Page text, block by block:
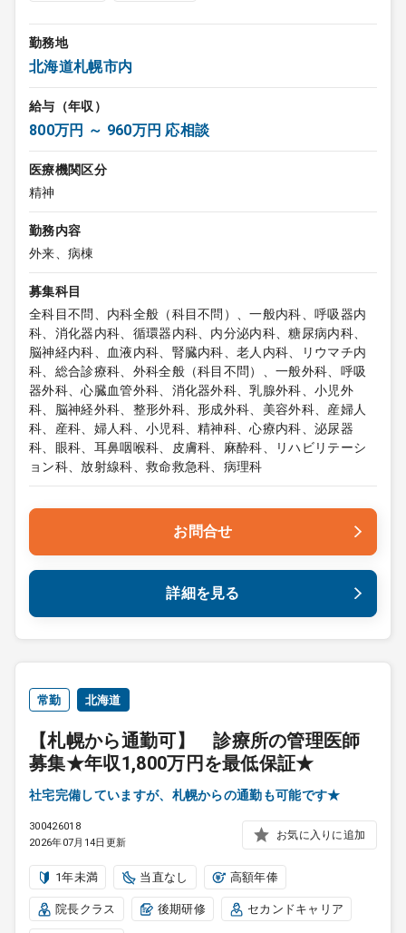
勤務地
北海道札幌市内
給与（年収）
800万円 ～ 960万円 応相談
医療機関区分
精神
勤務内容
外来、病棟
募集科目
全科目不問、内科全般（科目不問）、一般内科、呼吸器内
科、消化器内科、循環器内科、内分泌内科、糖尿病内科、
脳神経内科、血液内科、腎臓内科、老人内科、リウマチ内
科、総合診療科、外科全般（科目不問）、一般外科、呼吸
器外科、心臓血管外科、消化器外科、乳腺外科、小児外
科、脳神経外科、整形外科、形成外科、美容外科、産婦人
科、産科、婦人科、小児科、精神科、心療内科、泌尿器
科、眼科、耳鼻咽喉科、皮膚科、麻酔科、リハビリテーシ
ョン科、放射線科、救命救急科、病理科
お問合せ
詳細を見る
常勤 北海道
【札幌から通勤可】 診療所の管理医師
募集★年収1,800万円を最低保証★
社宅完備していますが、札幌からの通勤も可能です★
300426018
2026年07月14日更新
お気に入りに追加
1年未満 当直なし 高額年俸
院長クラス 後期研修 セカンドキャリア